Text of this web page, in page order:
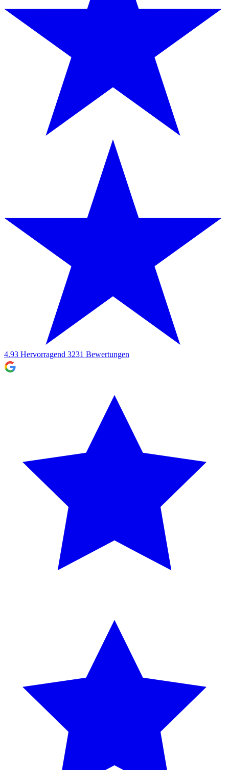
4.93 Hervorragend 3231 Bewertungen